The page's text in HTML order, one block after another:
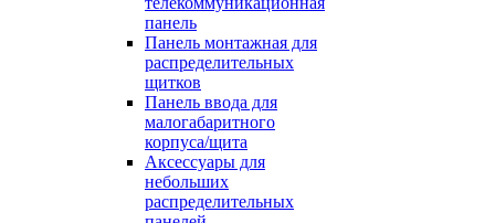
панель
Панель монтажная для
распределительных
щитков
Панель ввода для
малогабаритного
корпуса/щита
Аксессуары для
небольших
распределительных